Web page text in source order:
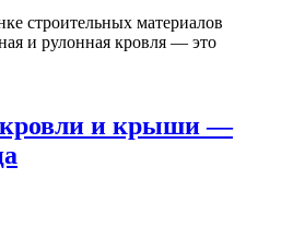
строительных материалов
и рулонная кровля — это
кровли и крыши —